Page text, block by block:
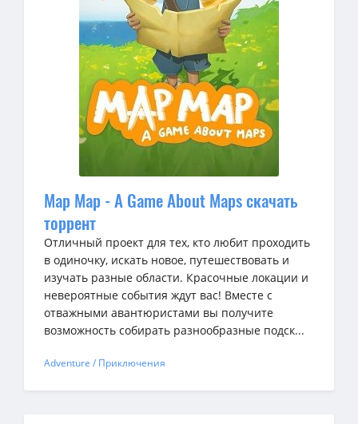
Map Map - A Game About Maps скачать
торрент
Отличный проект для тех, кто любит проходить
в одиночку, искать новое, путешествовать и
изучать разные области. Красочные локации и
невероятные события ждут вас! Вместе с
отважными авантюристами вы получите
возможность собирать разнообразные подск...
Adventure / Приключения